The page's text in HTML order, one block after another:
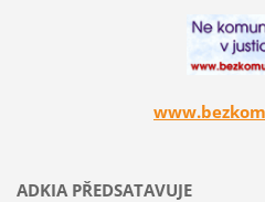
ADKIA PŘEDSATAVUJE